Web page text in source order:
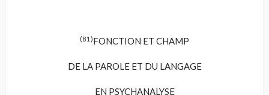
(81)FONCTION ET CHAMP
DE LA PAROLE ET DU LANGAGE
EN PSYCHANALYSE